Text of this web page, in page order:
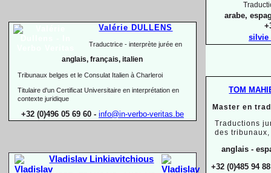
arabe,
TOM
Master en
Traductions
des
anglais -
+32 (0)485 94
Valérie DULLENS
Traductrice - interprète jurée en
anglais, français, italien
Tribunaux belges et le Consulat Italien à Charleroi
Titulaire d'un Certificat Universitaire en interprétation en
contexte juridique
+32 (0)496 05 69 60 - info@in-verbo-veritas.be
Vladislav Linkiavitchious